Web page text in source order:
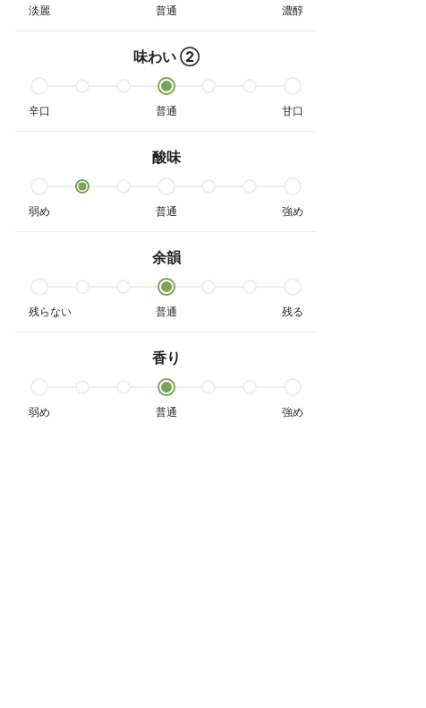
淡麗 普通 濃醇
味わい ②
辛口 普通 甘口
酸味
弱め 普通 強め
余韻
残らない 普通 残る
香り
弱め 普通 強め